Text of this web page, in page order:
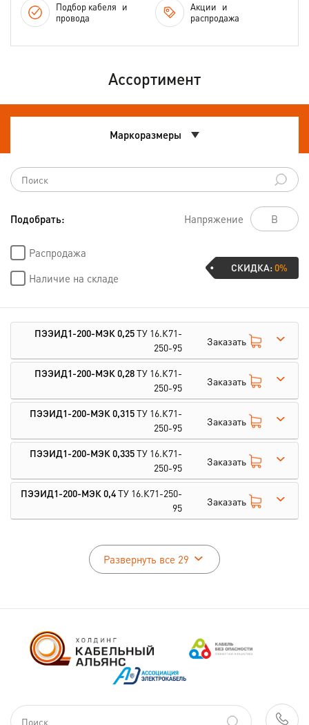
Подбор кабеля и
провода
Акции и
распродажа
Ассортимент
Маркоразмеры
Подобрать: Напряжение
Распродажа
Наличие на складе
СКИДКА:0%
ПЭЭИД1-200-МЭК 0,25ТУ 16.К71-
250-95
Заказать
ПЭЭИД1-200-МЭК 0,28ТУ 16.К71-
250-95
Заказать
ПЭЭИД1-200-МЭК 0,315ТУ 16.К71-
250-95
Заказать
ПЭЭИД1-200-МЭК 0,335ТУ 16.К71-
250-95
Заказать
ПЭЭИД1-200-МЭК 0,4ТУ 16.К71-250-
95
Заказать
Развернуть все 29